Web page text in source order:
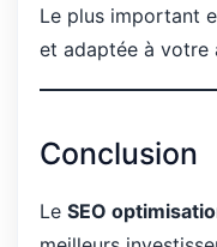
Le plus important
et adaptée à votre
Conclusion
Le SEO